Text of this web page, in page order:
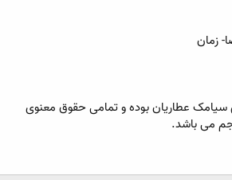
زمان
سیامک عطاریان بوده و تمامی حقوق معنوی
می باشد.